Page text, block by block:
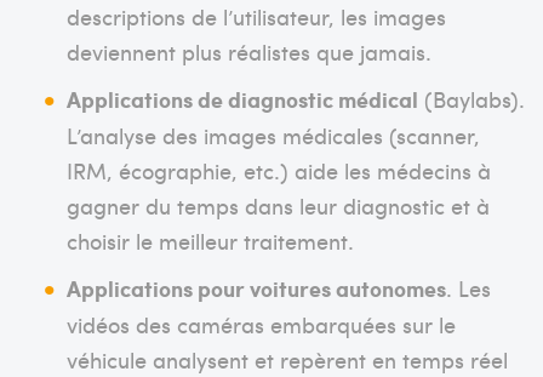
descriptions de l’utilisateur, les images
deviennent plus réalistes que jamais.
Applications de diagnostic médical (Baylabs).
L’analyse des images médicales (scanner,
IRM, écographie, etc.) aide les médecins à
gagner du temps dans leur diagnostic et à
choisir le meilleur traitement.
Applications pour voitures autonomes. Les
vidéos des caméras embarquées sur le
véhicule analysent et repèrent en temps réel